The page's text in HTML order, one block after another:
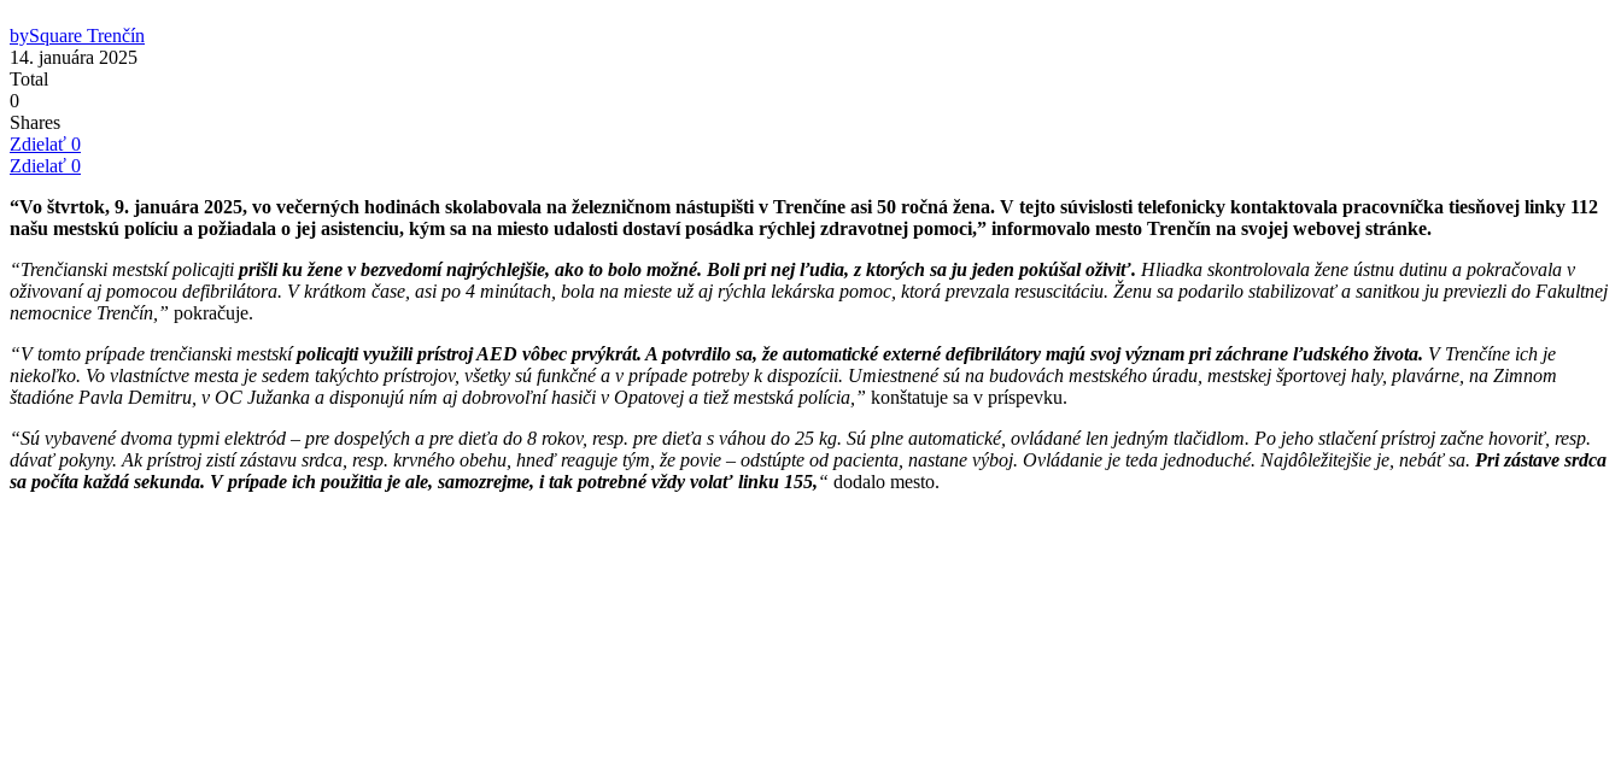
bySquare Trenčín
14. januára 2025
Total
0
Shares
Zdielať 0
Zdielať 0
“Vo štvrtok, 9. januára 2025, vo večerných hodinách skolabovala na železničnom nástupišti v Trenčíne asi 50 ročná žena. V tejto súvislosti telefonicky kontaktovala pracovníčka tiesňovej linky 112
našu mestskú políciu a požiadala o jej asistenciu, kým sa na miesto udalosti dostaví posádka rýchlej zdravotnej pomoci,” informovalo mesto Trenčín na svojej webovej stránke.
“Trenčianski mestskí policajti prišli ku žene v bezvedomí najrýchlejšie, ako to bolo možné. Boli pri nej ľudia, z ktorých sa ju jeden pokúšal oživiť. Hliadka skontrolovala žene ústnu dutinu a pokračovala v
oživovaní aj pomocou defibrilátora. V krátkom čase, asi po 4 minútach, bola na mieste už aj rýchla lekárska pomoc, ktorá prevzala resuscitáciu. Ženu sa podarilo stabilizovať a sanitkou ju previezli do Fakultnej
nemocnice Trenčín,” pokračuje.
“V tomto prípade trenčianski mestskípolicajti využili prístroj AED vôbec prvýkrát. A potvrdilo sa, že automatické externé defibrilátory majú svoj význam pri záchrane ľudského života. V Trenčíne ich je
niekoľko. Vo vlastníctve mesta je sedem takýchto prístrojov, všetky sú funkčné a v prípade potreby k dispozícii. Umiestnené sú na budovách mestského úradu, mestskej športovej haly, plavárne, na Zimnom
štadióne Pavla Demitru, v OC Južanka a disponujú ním aj dobrovoľní hasiči v Opatovej a tiež mestská polícia,” konštatuje sa v príspevku.
“Sú vybavené dvoma typmi elektród – pre dospelých a pre dieťa do 8 rokov, resp. pre dieťa s váhou do 25 kg. Sú plne automatické, ovládané len jedným tlačidlom. Po jeho stlačení prístroj začne hovoriť, resp.
dávať pokyny. Ak prístroj zistí zástavu srdca, resp. krvného obehu, hneď reaguje tým, že povie – odstúpte od pacienta, nastane výboj. Ovládanie je teda jednoduché. Najdôležitejšie je, nebáť sa. Pri zástave srdca
sa počíta každá sekunda. V prípade ich použitia je ale, samozrejme, i tak potrebné vždy volať linku 155,“ dodalo mesto.